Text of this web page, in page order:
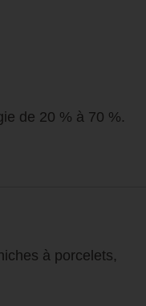
de 20 % à 70 %.
à porcelets,